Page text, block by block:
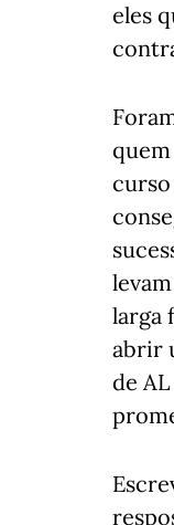
eles
curso
larga
abrir
de